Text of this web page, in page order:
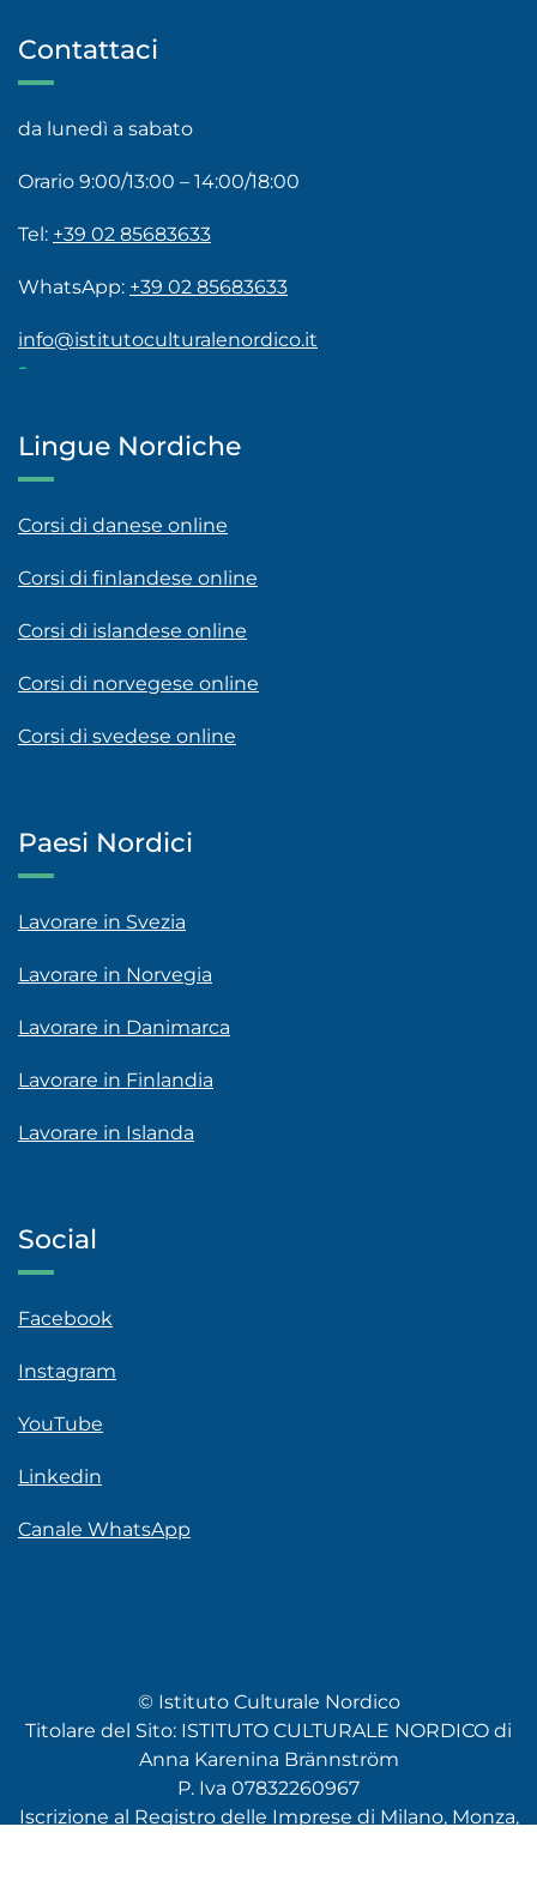
Contattaci
da lunedì a sabato
Orario 9:00/13:00 – 14:00/18:00
Tel: +39 02 85683633
WhatsApp: +39 02 85683633
info@istitutoculturalenordico.it
Lingue Nordiche
Corsi di danese online
Corsi di finlandese online
Corsi di islandese online
Corsi di norvegese online
Corsi di svedese online
Paesi Nordici
Lavorare in Svezia
Lavorare in Norvegia
Lavorare in Danimarca
Lavorare in Finlandia
Lavorare in Islanda
Social
Facebook
Instagram
YouTube
Linkedin
Canale WhatsApp
© Istituto Culturale Nordico
Titolare del Sito: ISTITUTO CULTURALE NORDICO di
Anna Karenina Brännström
P. Iva 07832260967
Iscrizione al Registro delle Imprese di Milano, Monza,